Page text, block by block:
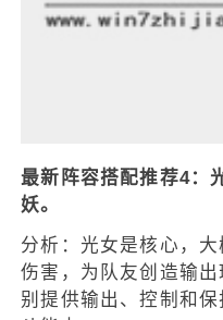
最新阵容搭配推荐4：
妖。
分析：光女是核心，
伤害，为队友创造输
别提供输出、控制和